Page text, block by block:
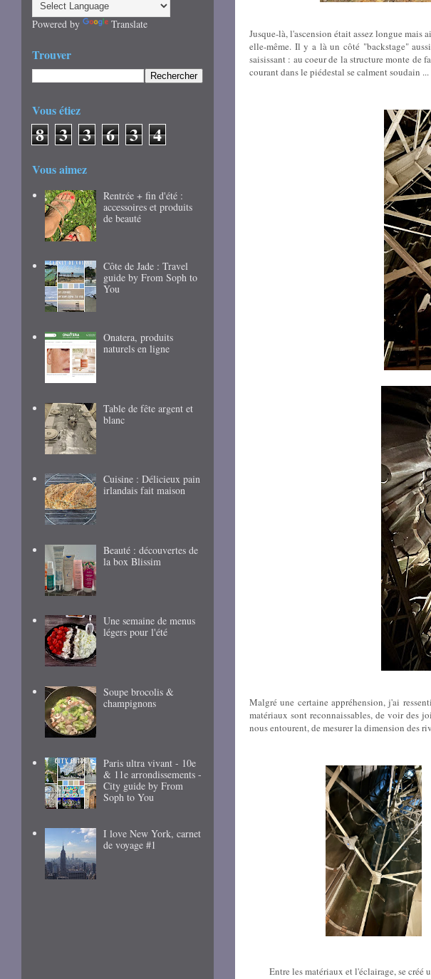
Jusque-là, l'ascension était assez longue mais
elle-même. Il y a là un côté "backstage"
saisissant : au coeur de la structure monte de
courant dans le piédestal se calment soudain ...
Malgré une certaine appréhension, j'ai
matériaux sont reconnaissables, de voir des
nous entourent, de mesurer la dimension des
Entre les matériaux et l'éclairage, se créé
Powered by Translate
Trouver
Vous étiez
8 3 3 6 3 4
Vous aimez
Rentrée + fin d'été :
accessoires et produits
de beauté
Côte de Jade : Travel
guide by From Soph to
You
Onatera, produits
naturels en ligne
Table de fête argent et
blanc
Cuisine : Délicieux pain
irlandais fait maison
Beauté : découvertes de
la box Blissim
Une semaine de menus
légers pour l'été
Soupe brocolis &
champignons
Paris ultra vivant - 10e
& 11e arrondissements -
City guide by From
Soph to You
I love New York, carnet
de voyage #1